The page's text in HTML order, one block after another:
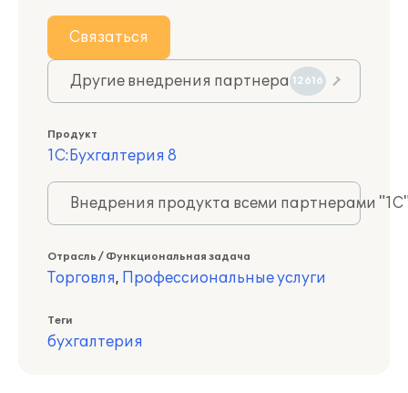
Связаться
Другие внедрения партнера 12616
Продукт
1С:Бухгалтерия 8
Внедрения продукта всеми партнерами
Отрасль / Функциональная задача
Торговля, Профессиональные услуги
Теги
бухгалтерия